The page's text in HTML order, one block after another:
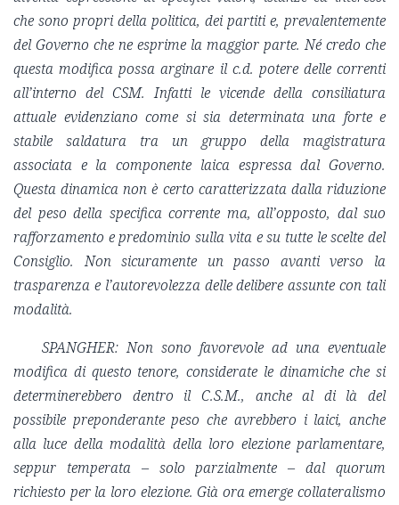
che sono propri della politica, dei partiti e, prevalentemente
del Governo che ne esprime la maggior parte. Né credo che
questa modifica possa arginare il c.d. potere delle correnti
all’interno del CSM. Infatti le vicende della consiliatura
attuale evidenziano come si sia determinata una forte e
stabile saldatura tra un gruppo della magistratura
associata e la componente laica espressa dal Governo.
Questa dinamica non è certo caratterizzata dalla riduzione
del peso della specifica corrente ma, all’opposto, dal suo
rafforzamento e predominio sulla vita e su tutte le scelte del
Consiglio. Non sicuramente un passo avanti verso la
trasparenza e l’autorevolezza delle delibere assunte con tali
modalità.
SPANGHER: Non sono favorevole ad una eventuale
modifica di questo tenore, considerate le dinamiche che si
determinerebbero dentro il C.S.M., anche al di là del
possibile preponderante peso che avrebbero i laici, anche
alla luce della modalità della loro elezione parlamentare,
seppur temperata – solo parzialmente – dal quorum
richiesto per la loro elezione. Già ora emerge collateralismo